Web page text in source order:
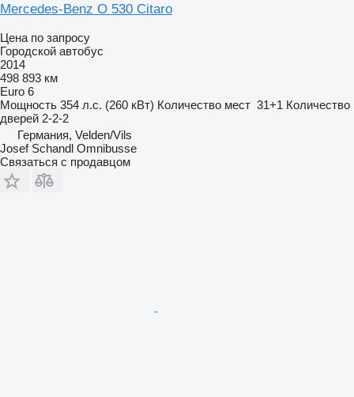
Mercedes-Benz O 530 Citaro
Цена по запросу
Городской автобус
2014
498 893 км
Euro 6
Мощность 354 л.с. (260 кВт) Количество мест 31+1 Количество
дверей 2-2-2
Германия, Velden/Vils
Josef Schandl Omnibusse
Связаться с продавцом